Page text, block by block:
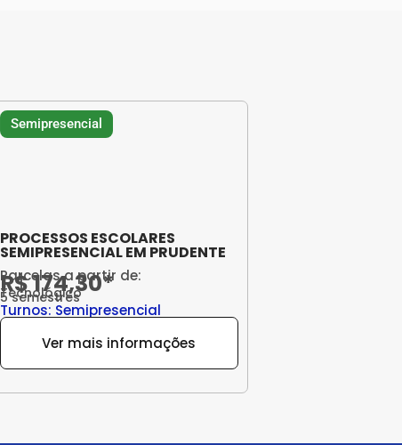
Semipresencial
PROCESSOS ESCOLARES
SEMIPRESENCIAL EM PRUDENTE
Parcelas a partir de:
R$ 174,30*
Tecnológico
5 semestres
Turnos: Semipresencial
Ver mais informações